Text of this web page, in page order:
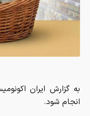
به گزارش ایران
انجام شود.